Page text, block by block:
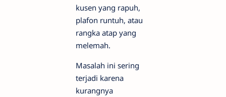
kusen yang rapuh,
plafon runtuh, atau
rangka atap yang
melemah.
Masalah ini sering
terjadi karena
kurangnya